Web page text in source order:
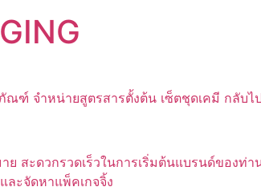
ณฑ์ จำหน่ายสูตรสารตั้งต้น เซ็ตชุดเคมี กลับไ
ย สะดวกรวดเร็วในการเริ่มต้นแบรนด์ของ
ละจัดหาแพ็คเกจจิ้ง